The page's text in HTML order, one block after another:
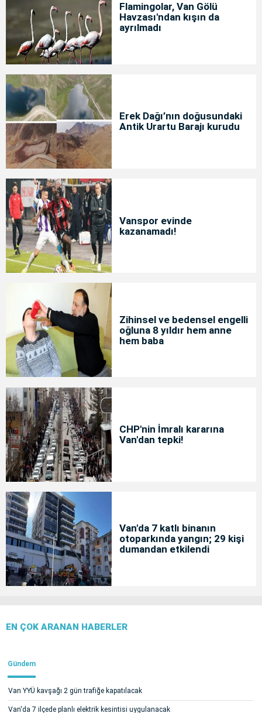
Flamingolar, Van Gölü
Havzası'ndan kışın da
ayrılmadı
Erek Dağı’nın doğusundaki
Antik Urartu Barajı kurudu
Vanspor evinde
kazanamadı!
Zihinsel ve bedensel engelli
oğluna 8 yıldır hem anne
hem baba
CHP'nin İmralı kararına
Van'dan tepki!
Van'da 7 katlı binanın
otoparkında yangın; 29 kişi
dumandan etkilendi
EN ÇOK ARANAN HABERLER
Gündem
Van YYÜ kavşağı 2 gün trafiğe kapatılacak
Van'da 7 ilçede planlı elektrik kesintisi uygulanacak